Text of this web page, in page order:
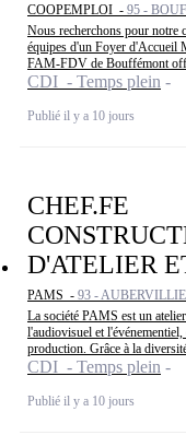
COOPEMPLOI - 95 -
Nous recherchons pour notre
équipes d'un Foyer d'Accueil
FAM-FDV de Bouffémont
CDI - Temps plein
Publié il y a 10 jours
CHEF.FE
D'ATELIER
PAMS - 93 -
La société PAMS est un
l'audiovisuel et
production. Grâce à la
CDI - Temps plein
Publié il y a 10 jours